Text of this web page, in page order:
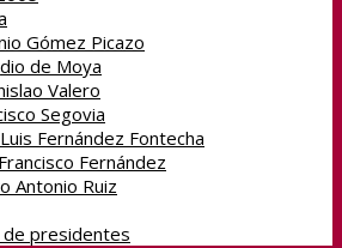
Gómez Picazo
de Moya
Valero
Segovia
Fernández Fontecha
Fernández
Antonio Ruiz
de presidentes